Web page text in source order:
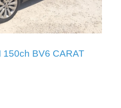
150ch BV6 CARAT